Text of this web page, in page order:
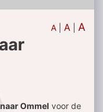
A A A
Ommel voor de